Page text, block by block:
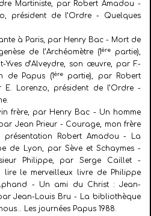
Martiniste, par Robert Amadou -
président de l’Ordre - Quelques
à Paris, par Henry Bac - Mort de
de l’Archéomètre (1ère
partie),
d’Alveydre, son œuvre, par F.-
de Papus (1èrepartie), par Robert
Lorenzo, président de l’Ordre -
frère, par Henry Bac - Un homme
Jean Prieur - Courage, mon frère
présentation Robert Amadou - La
de Lyon, par Sève et Schaymes -
Philippe, par Serge Caillet -
lire le merveilleux livre de Philippe
- Un ami du Christ : Jean-
Jean-Louis Bru - La bibliothèque
Les journées Papus 1988.